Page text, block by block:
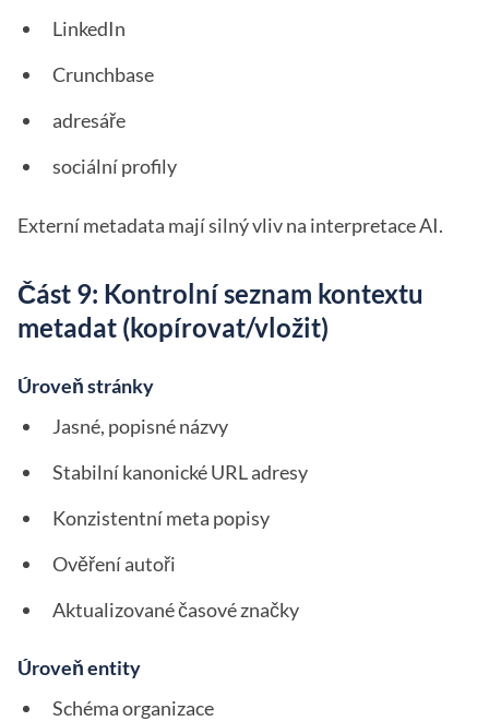
LinkedIn
Crunchbase
adresáře
sociální profily
Externí metadata mají silný vliv na interpretace AI.
Část 9: Kontrolní seznam kontextu
metadat (kopírovat/vložit)
Úroveň stránky
Jasné, popisné názvy
Stabilní kanonické URL adresy
Konzistentní meta popisy
Ověření autoři
Aktualizované časové značky
Úroveň entity
Schéma organizace